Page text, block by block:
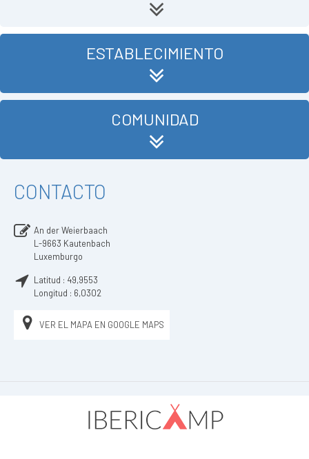
ESTABLECIMIENTO
COMUNIDAD
CONTACTO
An der Weierbaach
L-9663 Kautenbach
Luxemburgo
Latitud : 49,9553
Longitud : 6,0302
VER EL MAPA EN GOOGLE MAPS